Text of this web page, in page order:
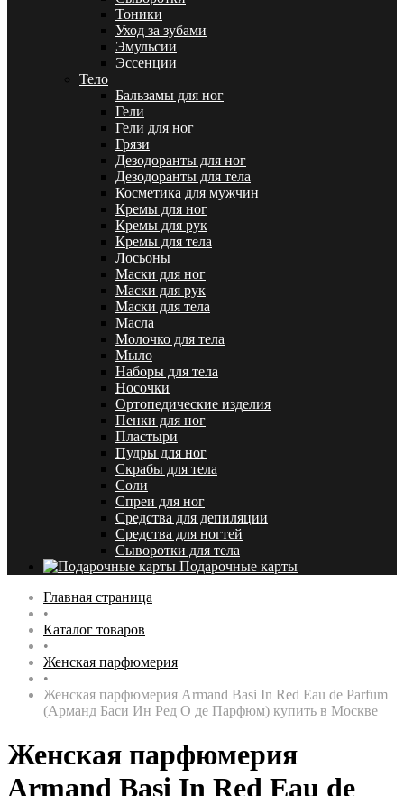
Тоники
Уход за зубами
Эмульсии
Эссенции
Тело
Бальзамы для ног
Гели
Гели для ног
Грязи
Дезодоранты для ног
Дезодоранты для тела
Косметика для мужчин
Кремы для ног
Кремы для рук
Кремы для тела
Лосьоны
Маски для ног
Маски для рук
Маски для тела
Масла
Молочко для тела
Мыло
Наборы для тела
Носочки
Ортопедические изделия
Пенки для ног
Пластыри
Пудры для ног
Скрабы для тела
Соли
Спреи для ног
Средства для депиляции
Средства для ногтей
Сыворотки для тела
Подарочные карты
Главная страница
•
Каталог товаров
•
Женская парфюмерия
•
Женская парфюмерия Armand Basi In Red Eau de Parfum
(Арманд Баси Ин Ред О де Парфюм) купить в Москве
Женская парфюмерия
Armand Basi In Red Eau de